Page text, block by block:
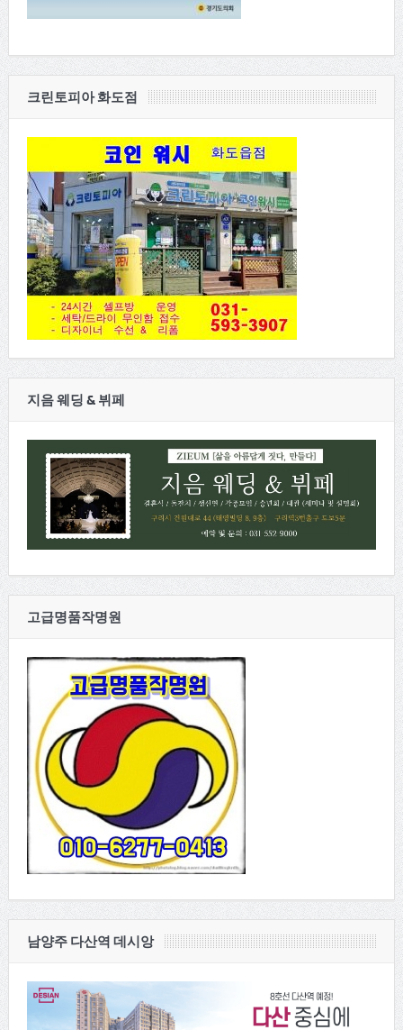
크린토피아 화도점
지음 웨딩 & 뷔페
고급명품작명원
남양주 다산역 데시앙